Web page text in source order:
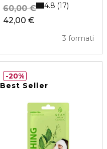
42,00 €
60,00 €
3 formati
4.8 17
Best Seller
20%